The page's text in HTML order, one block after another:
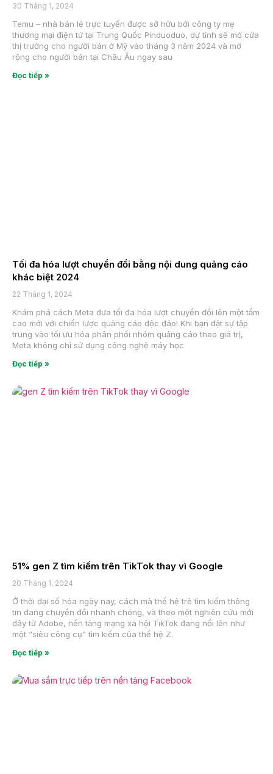
30 Tháng 1, 2024
Temu – nhà bán lẻ trực tuyến được sở hữu bởi công ty mẹ
thương mại điện tử tại Trung Quốc Pinduoduo, dự tính sẽ mở cửa
thị trường cho người bán ở Mỹ vào tháng 3 năm 2024 và mở
rộng cho người bán tại Châu Âu ngay sau
Đọc tiếp »
Tối đa hóa lượt chuyển đổi bằng nội dung quảng cáo
khác biệt 2024
22 Tháng 1, 2024
Khám phá cách Meta đưa tối đa hóa lượt chuyển đổi lên một tầm
cao mới với chiến lược quảng cáo độc đáo! Khi bạn đặt sự tập
trung vào tối ưu hóa phân phối nhóm quảng cáo theo giá trị,
Meta không chỉ sử dụng công nghệ máy học
Đọc tiếp »
51% gen Z tìm kiếm trên TikTok thay vì Google
20 Tháng 1, 2024
Ở thời đại số hóa ngày nay, cách mà thế hệ trẻ tìm kiếm thông
tin đang chuyển đổi nhanh chóng, và theo một nghiên cứu mới
đây từ Adobe, nền tảng mạng xã hội TikTok đang nổi lên như
một “siêu công cụ” tìm kiếm của thế hệ Z.
Đọc tiếp »